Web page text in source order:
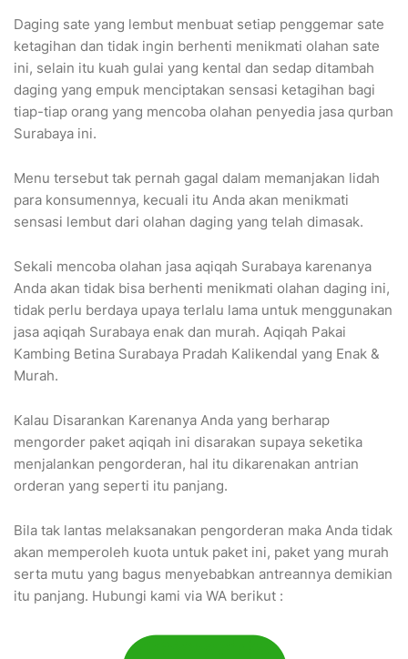
Daging sate yang lembut menbuat setiap penggemar sate
ketagihan dan tidak ingin berhenti menikmati olahan sate
ini, selain itu kuah gulai yang kental dan sedap ditambah
daging yang empuk menciptakan sensasi ketagihan bagi
tiap-tiap orang yang mencoba olahan penyedia jasa qurban
Surabaya ini.
Menu tersebut tak pernah gagal dalam memanjakan lidah
para konsumennya, kecuali itu Anda akan menikmati
sensasi lembut dari olahan daging yang telah dimasak.
Sekali mencoba olahan jasa aqiqah Surabaya karenanya
Anda akan tidak bisa berhenti menikmati olahan daging ini,
tidak perlu berdaya upaya terlalu lama untuk menggunakan
jasa aqiqah Surabaya enak dan murah. Aqiqah Pakai
Kambing Betina Surabaya Pradah Kalikendal yang Enak &
Murah.
Kalau Disarankan Karenanya Anda yang berharap
mengorder paket aqiqah ini disarakan supaya seketika
menjalankan pengorderan, hal itu dikarenakan antrian
orderan yang seperti itu panjang.
Bila tak lantas melaksanakan pengorderan maka Anda tidak
akan memperoleh kuota untuk paket ini, paket yang murah
serta mutu yang bagus menyebabkan antreannya demikian
itu panjang. Hubungi kami via WA berikut :